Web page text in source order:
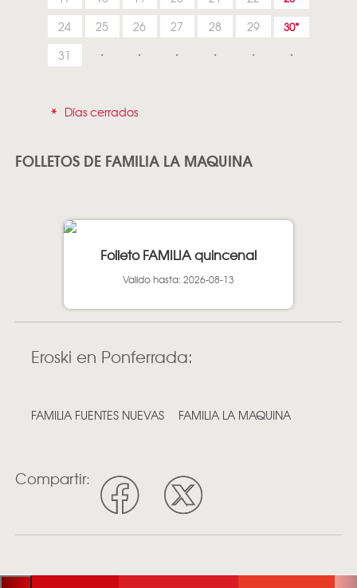
24 25 26 27 28 29 30
31
* Días cerrados
FOLLETOS DE FAMILIA LA MAQUINA
Folleto FAMILIA quincenal
Valido hasta: 2026-08-13
Eroski en Ponferrada:
FAMILIA FUENTES NUEVAS FAMILIA LA MAQUINA
Compartir: